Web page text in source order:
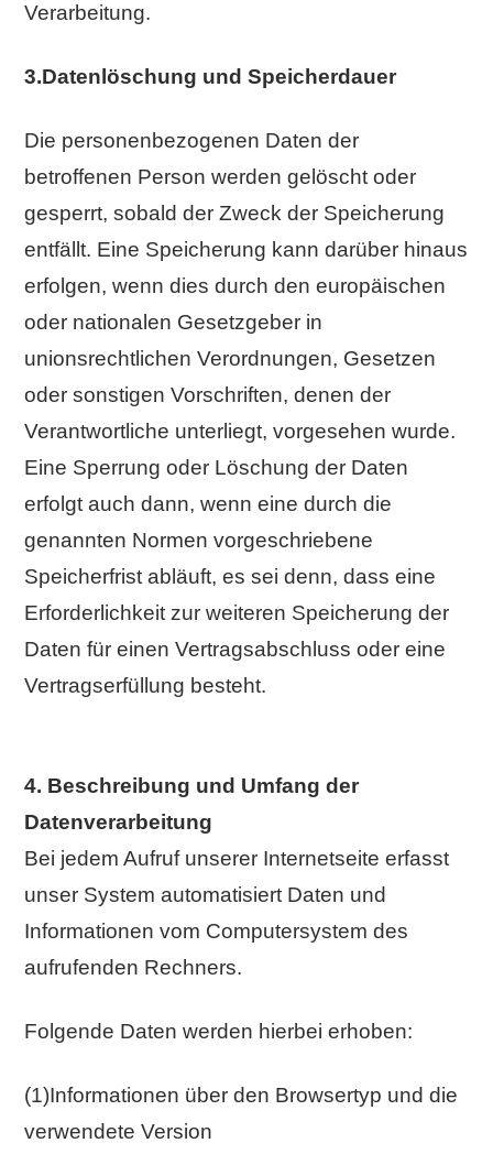
Verarbeitung.
3.Datenlöschung und Speicherdauer
Die personenbezogenen Daten der
betroffenen Person werden gelöscht oder
gesperrt, sobald der Zweck der Speicherung
entfällt. Eine Speicherung kann darüber hinaus
erfolgen, wenn dies durch den europäischen
oder nationalen Gesetzgeber in
unionsrechtlichen Verordnungen, Gesetzen
oder sonstigen Vorschriften, denen der
Verantwortliche unterliegt, vorgesehen wurde.
Eine Sperrung oder Löschung der Daten
erfolgt auch dann, wenn eine durch die
genannten Normen vorgeschriebene
Speicherfrist abläuft, es sei denn, dass eine
Erforderlichkeit zur weiteren Speicherung der
Daten für einen Vertragsabschluss oder eine
Vertragserfüllung besteht.
4. Beschreibung und Umfang der
Datenverarbeitung
Bei jedem Aufruf unserer Internetseite erfasst
unser System automatisiert Daten und
Informationen vom Computersystem des
aufrufenden Rechners.
Folgende Daten werden hierbei erhoben:
(1)Informationen über den Browsertyp und die
verwendete Version